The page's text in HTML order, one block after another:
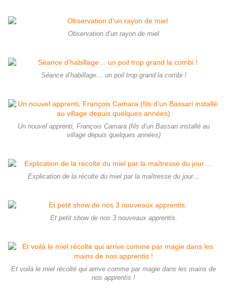
Observation d’un rayon de miel
Séance d’habillage… un poil trop grand la combi !
Un nouvel apprenti, François Camara (fils d’un Bassari installé au
village depuis quelques années)
Explication de la récolte du miel par la maîtresse du jour…
Et petit show de nos 3 nouveaux apprentis.
Et voilà le miel récolté qui arrive comme par magie dans les mains de
nos apprentis !